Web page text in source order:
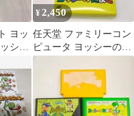
ヨッ
シー
¥2,450
任天堂 ファミリーコン
ピュータ ヨッシーのた
まご 箱 説 ケース付